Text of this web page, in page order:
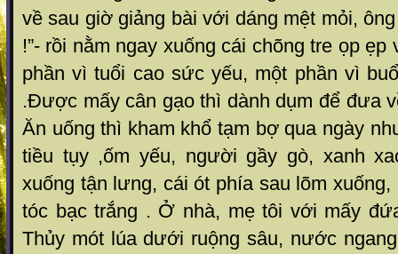
về sau giờ giảng bài với dáng mệt mỏi,
!”- rồi nằm ngay xuống cái chõng tre ọp
phần vì tuổi cao sức yếu, một phần vì
.Được mấy cân gạo thì dành dụm để đưa
Ăn uống thì kham khổ tạm bợ qua ngày
tiều tụy ,ốm yếu, người gầy gò, xanh
xuống tận lưng, cái ót phía sau lõm xuống,
tóc bạc trắng . Ở nhà, mẹ tôi với mấy
Thủy mót lúa dưới ruộng sâu, nước